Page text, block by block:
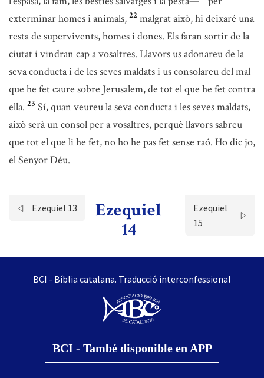
exterminar homes i animals, 22 malgrat això, hi deixaré una
resta de supervivents, homes i dones. Els faran sortir de la
ciutat i vindran cap a vosaltres. Llavors us adonareu de la
seva conducta i de les seves maldats i us consolareu del mal
que he fet caure sobre Jerusalem, de tot el que he fet contra
ella. 23 Sí, quan veureu la seva conducta i les seves maldats,
això serà un consol per a vosaltres, perquè llavors sabreu
que tot el que li he fet, no ho he pas fet sense raó. Ho dic jo,
el Senyor Déu.
Ezequiel 13
Ezequiel
14
Ezequiel
15
BCI - Bíblia catalana. Traducció interconfessional
BCI - També disponible en APP